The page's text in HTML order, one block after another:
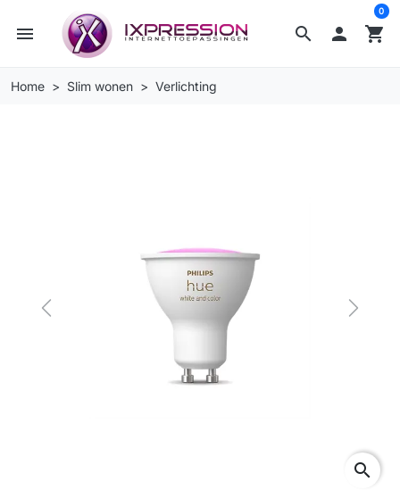
search
menu  shopping_cart
0
Home Slim wonen Verlichting
Previous Next
search